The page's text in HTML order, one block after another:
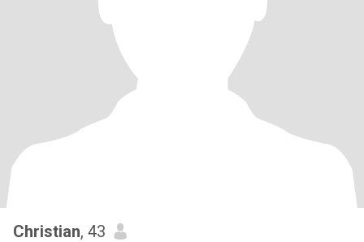
Christian, 43